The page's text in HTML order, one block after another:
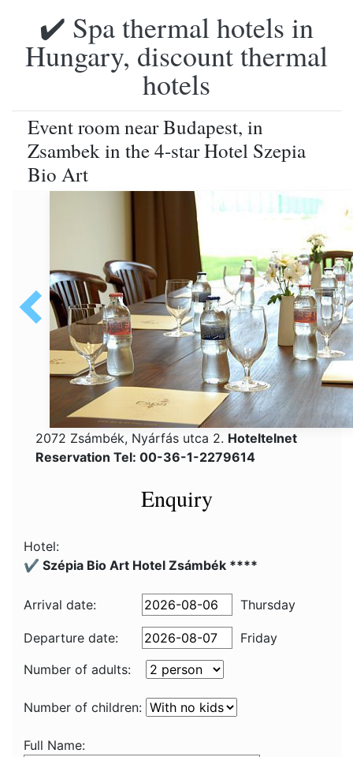
✔️ Spa thermal hotels in
Hungary, discount thermal
hotels
Event room near Budapest, in
Zsambek in the 4-star Hotel Szepia
Bio Art
2072 Zsámbék, Nyárfás utca 2. Hoteltelnet
Reservation Tel: 00-36-1-2279614
Enquiry
Hotel:
✔️ Szépia Bio Art Hotel Zsámbék ****
Arrival date: Thursday
Departure date:
Friday
Number of adults:
Number of children:
Full Name: